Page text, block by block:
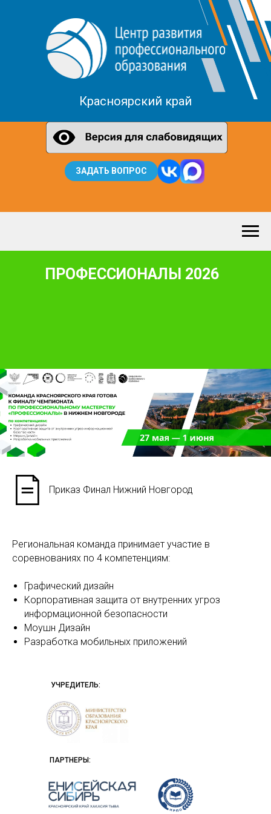
Красноярский край
ЗАДАТЬ ВОПРОС
ПРОФЕССИОНАЛЫ 2026
Приказ Финал Нижний Новгород
Региональная команда принимает участие в
соревнованиях по 4 компетенциям:
Графический дизайн
Корпоративная защита от внутренних угроз
информационной безопасности
Моушн Дизайн
Разработка мобильных приложений
УЧРЕДИТЕЛЬ:
ПАРТНЕРЫ: